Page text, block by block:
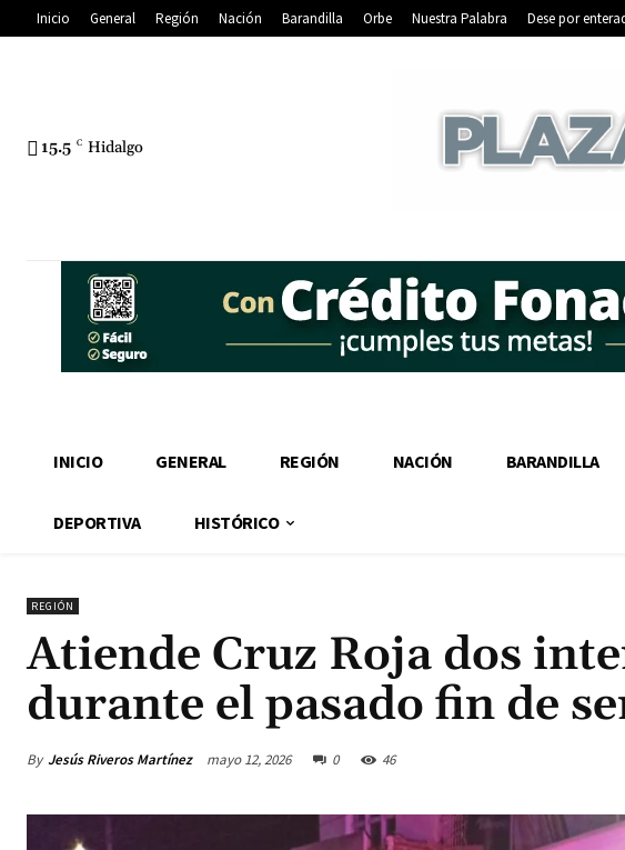
Inicio General Región Nación Barandilla Orbe Nuestra Palabra Dese por
15.5 C Hidalgo
INICIO GENERAL REGIÓN NACIÓN BARANDILLA
DEPORTIVA HISTÓRICO
REGIÓN
Atiende Cruz Roja dos
durante el pasado fin de
By Jesús Riveros Martínez mayo 12, 2026 0 46